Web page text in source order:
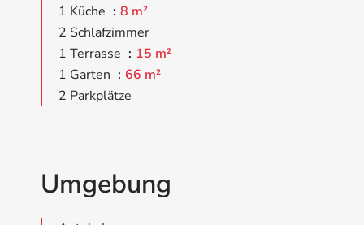
1 Küche
8 m²
2 Schlafzimmer
1 Terrasse
15 m²
1 Garten
66 m²
2 Parkplätze
Umgebung